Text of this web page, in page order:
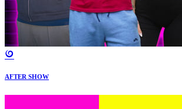
AFTER SHOW